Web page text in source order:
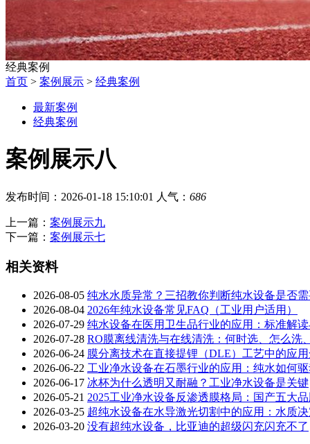
经典案例
首页 > 案例展示 > 经典案例
最新案例
经典案例
案例展示八
发布时间：2026-01-18 15:10:01 人气： 686
上一篇： 案例展示九
下一篇： 案例展示七
相关资料
2026-08-05 纯水水质异常？三招教你判断纯水设备是否
2026-08-04 2026年纯水设备常见FAQ（工业用户适用）
2026-07-29 纯水设备在医用卫生品行业的应用：标准解
2026-07-28 RO膜离线清洗与在线清洗：何时选、怎么洗
2026-06-24 膜分离技术在直接提锂（DLE）工艺中的应
2026-06-22 工业净水设备在石墨行业的应用：纯水如何
2026-06-17 冰杯为什么透明又耐融？工业净水设备是关键
2026-05-21 2025工业净水设备反渗透膜格局：国产五大
2026-03-25 超纯水设备在水导激光切割中的应用：水质
2026-03-20 没有超纯水设备，比亚迪的超级闪充闪充不了